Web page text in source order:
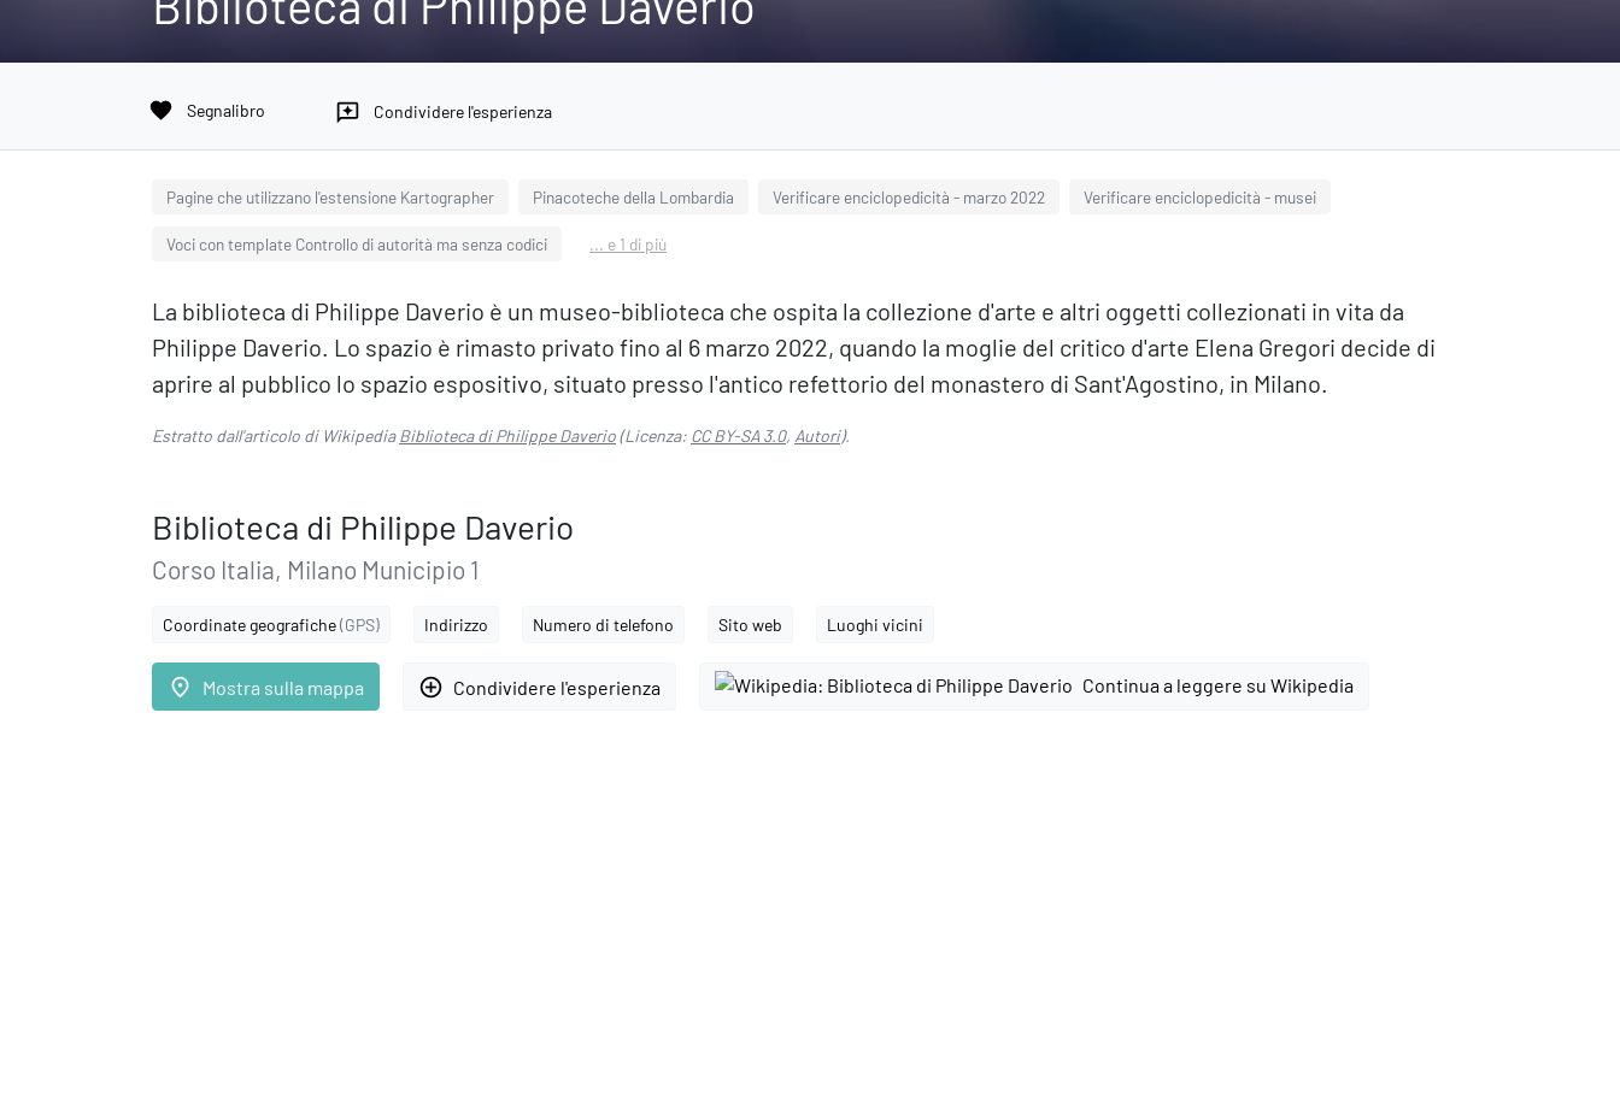
favorite Segnalibro reviews Condividere l'esperienza
Pagine che utilizzano l'estensione Kartographer Pinacoteche della Lombardia Verificare enciclopedicità - marzo 2022 Verificare enciclopedicità - musei
Voci con template Controllo di autorità ma senza codici ... e 1 di più
La biblioteca di Philippe Daverio è un museo-biblioteca che ospita la collezione d'arte e altri oggetti collezionati in vita da
Philippe Daverio. Lo spazio è rimasto privato fino al 6 marzo 2022, quando la moglie del critico d'arte Elena Gregori decide di
aprire al pubblico lo spazio espositivo, situato presso l'antico refettorio del monastero di Sant'Agostino, in Milano.
Estratto dall'articolo di WikipediaBiblioteca di Philippe Daverio(Licenza: CC BY-SA 3.0, Autori).
Biblioteca di Philippe Daverio
Corso Italia, Milano Municipio 1
Coordinate geografiche(GPS) Indirizzo Numero di telefono Sito web Luoghi vicini
place Mostra sulla mappa add_circle_outline Condividere l'esperienza Continua a leggere su Wikipedia